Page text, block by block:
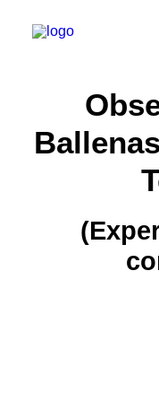
About